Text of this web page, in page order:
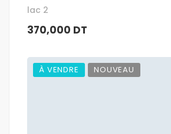
lac 2
370,000 DT
À VENDRE NOUVEAU